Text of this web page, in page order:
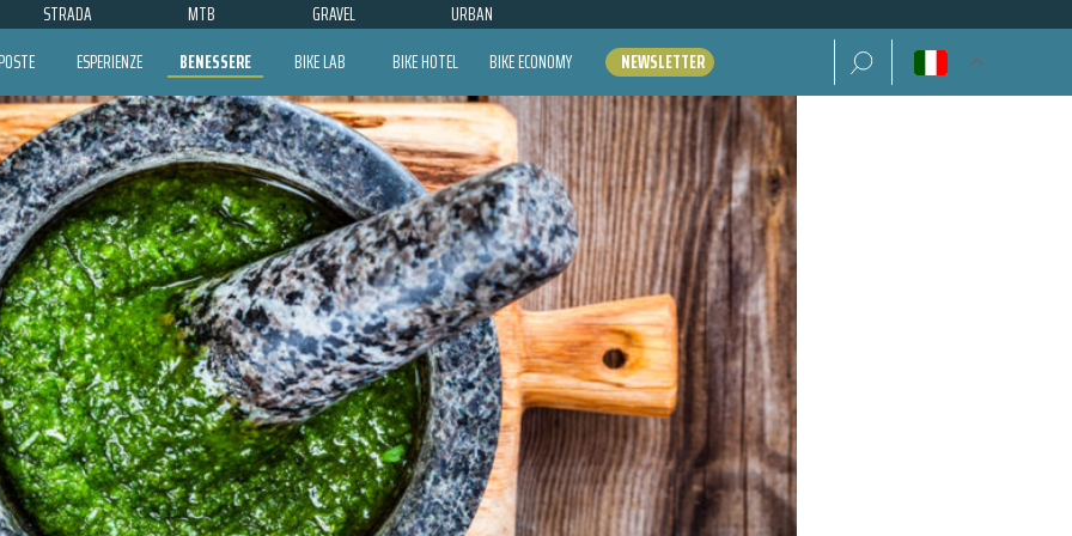
STRADA MTB GRAVEL URBAN
ESPERIENZE BENESSERE BIKE LAB BIKE HOTEL BIKE ECONOMY NEWSLETTER Ricerca per: